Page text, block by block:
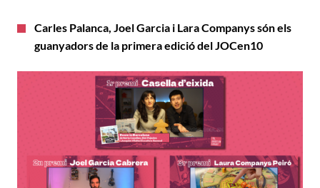
Carles Palanca, Joel Garcia i Lara Companys són els
guanyadors de la primera edició del JOCen10